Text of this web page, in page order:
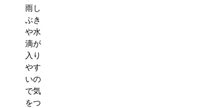
雨し
ぶき
や水
滴が
入り
やす
いの
で気
をつ